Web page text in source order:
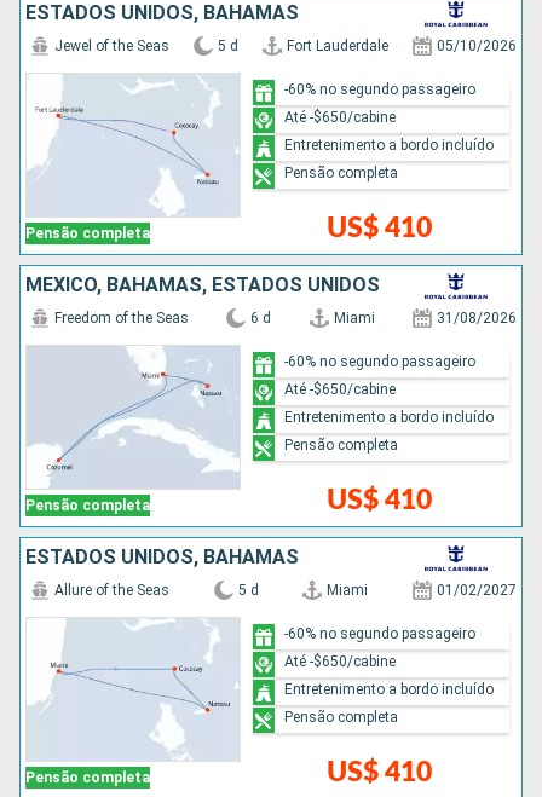
ESTADOS UNIDOS, BAHAMAS
Pensão completa
Jewel of the Seas 5 d Fort Lauderdale 05/10/2026
US$ 410
-60% no segundo passageiro
Até -$650/cabine
Entretenimento a bordo incluído
Pensão completa
MÉXICO, BAHAMAS, ESTADOS UNIDOS
Pensão completa
Freedom of the Seas 6 d Miami 31/08/2026
US$ 410
-60% no segundo passageiro
Até -$650/cabine
Entretenimento a bordo incluído
Pensão completa
ESTADOS UNIDOS, BAHAMAS
Pensão completa
Allure of the Seas 5 d Miami 01/02/2027
US$ 410
-60% no segundo passageiro
Até -$650/cabine
Entretenimento a bordo incluído
Pensão completa